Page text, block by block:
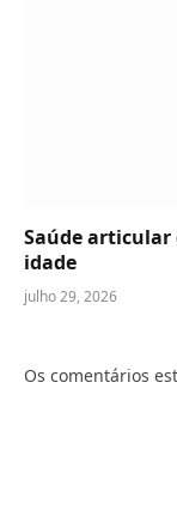
Saúde articular
idade
julho 29, 2026
Os comentários